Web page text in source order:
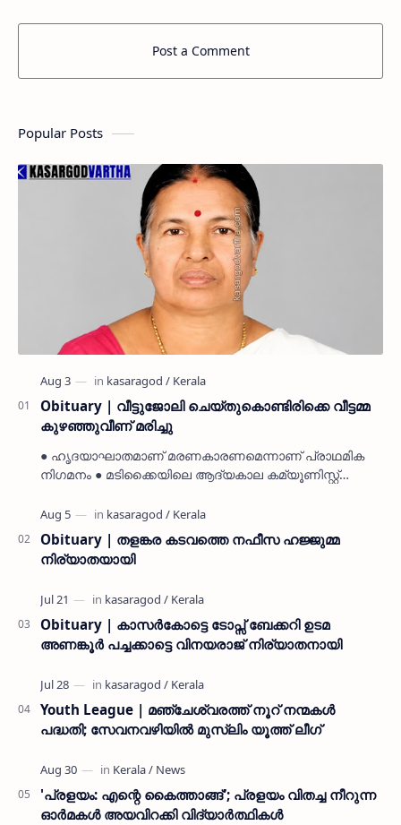
Post a Comment
Popular Posts
Obituary | വീട്ടുജോലി ചെയ്തുകൊണ്ടിരിക്കെ വീട്ടമ്മ
കുഴഞ്ഞുവീണ് മരിച്ചു
● ഹൃദയാഘാതമാണ് മരണകാരണമെന്നാണ് പ്രാഥമിക
നിഗമനം ● മടിക്കൈയിലെ ആദ്യകാല കമ്യൂണിസ്റ്റ്
മകളാണ് ● വിവരമറിഞ്ഞ് ജനപ്ര…
Obituary | തളങ്കര കടവത്തെ നഫീസ ഹജ്ജുമ്മ
നിര്യാതയായി
Obituary | കാസർകോട്ടെ ടോപ്സ് ബേക്കറി ഉടമ
അണങ്കൂർ പച്ചക്കാട്ടെ വിനയരാജ് നിര്യാതനായി
Youth League | മഞ്ചേശ്വരത്ത് നൂറ് നന്മകൾ
പദ്ധതി; സേവനവഴിയിൽ മുസ്ലിം യൂത്ത് ലീഗ്
'പ്രളയം: എന്റെ കൈത്താങ്ങ്'; പ്രളയം വിതച്ച നീറുന്ന
ഓര്‍മകള്‍ അയവിറക്കി വിദ്യാര്‍ത്ഥികള്‍